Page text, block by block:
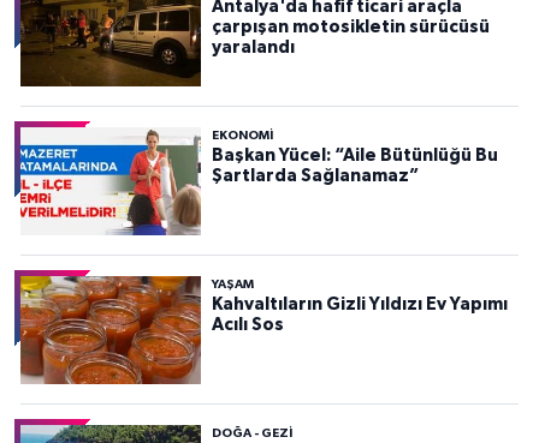
Antalya'da hafif ticari araçla
çarpışan motosikletin sürücüsü
yaralandı
EKONOMI
Başkan Yücel: “Aile Bütünlüğü Bu
Şartlarda Sağlanamaz”
YAŞAM
Kahvaltıların Gizli Yıldızı Ev Yapımı
Acılı Sos
DOĞA - GEZI